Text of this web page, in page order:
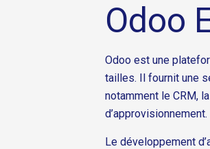
Odoo
Odoo est une
tailles. Il fournit une
notamment le CRM,
d’approvisionnement.
Le développement